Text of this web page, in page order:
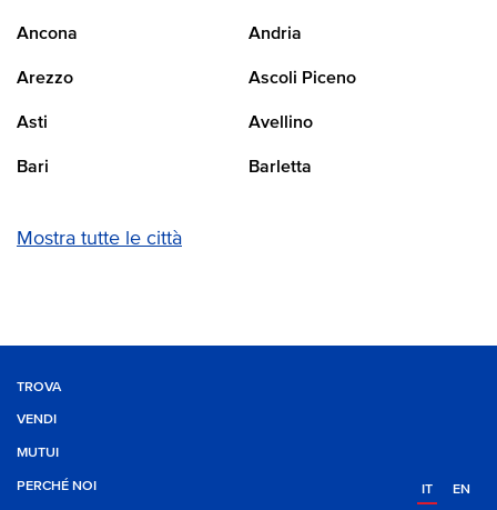
Ancona Andria
Arezzo Ascoli Piceno
Asti Avellino
Bari Barletta
Mostra tutte le città
TROVA
VENDI
MUTUI
PERCHÉ NOI IT EN